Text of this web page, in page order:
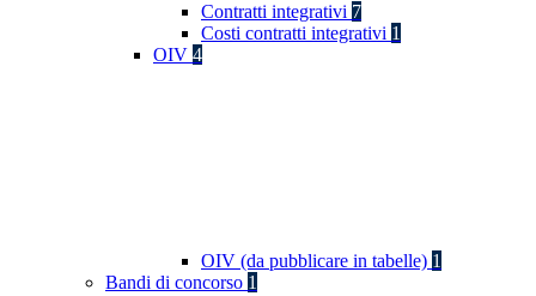
Contratti integrativi 7
Costi contratti integrativi 1
OIV 4
OIV (da pubblicare in tabelle) 1
Bandi di concorso 1